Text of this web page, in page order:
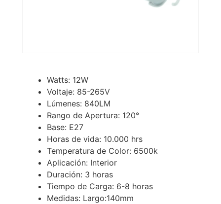
Watts: 12W
Voltaje: 85-265V
Lúmenes: 840LM
Rango de Apertura: 120°
Base: E27
Horas de vida: 10.000 hrs
Temperatura de Color: 6500k
Aplicación: Interior
Duración: 3 horas
Tiempo de Carga: 6-8 horas
Medidas: Largo:140mm